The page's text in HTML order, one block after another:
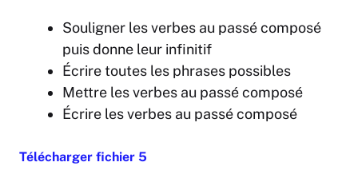
Souligner les verbes au passé composé
puis donne leur infinitif
Écrire toutes les phrases possibles
Mettre les verbes au passé composé
Écrire les verbes au passé composé
Télécharger fichier 5